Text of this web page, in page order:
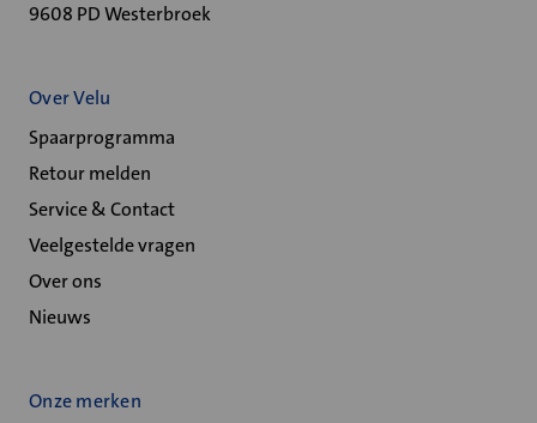
9608 PD Westerbroek
Over Velu
Spaarprogramma
Retour melden
Service & Contact
Veelgestelde vragen
Over ons
Nieuws
Onze merken